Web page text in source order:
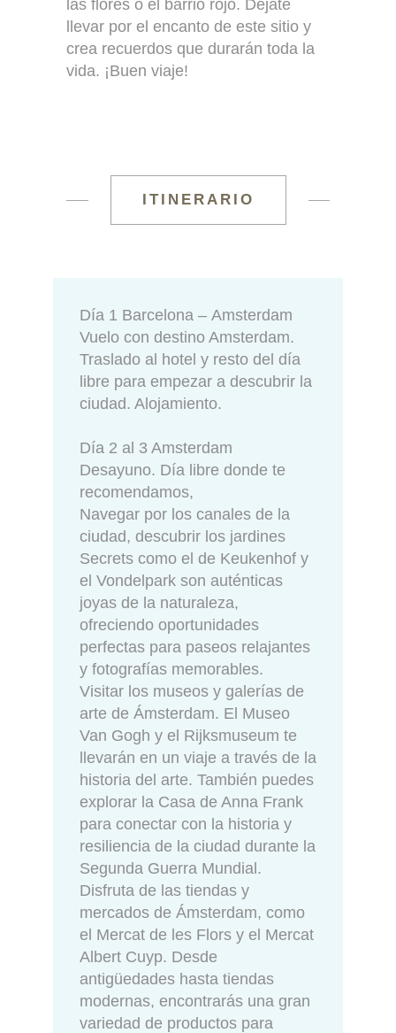
las flores o el barrio rojo. Déjate
llevar por el encanto de este sitio y
crea recuerdos que durarán toda la
vida. ¡Buen viaje!
ITINERARIO
Día 1 Barcelona – Amsterdam
Vuelo con destino Amsterdam.
Traslado al hotel y resto del día
libre para empezar a descubrir la
ciudad. Alojamiento.
Día 2 al 3 Amsterdam
Desayuno. Día libre donde te
recomendamos,
Navegar por los canales de la
ciudad, descubrir los jardines
Secrets como el de Keukenhof y
el Vondelpark son auténticas
joyas de la naturaleza,
ofreciendo oportunidades
perfectas para paseos relajantes
y fotografías memorables.
Visitar los museos y galerías de
arte de Ámsterdam. El Museo
Van Gogh y el Rijksmuseum te
llevarán en un viaje a través de la
historia del arte. También puedes
explorar la Casa de Anna Frank
para conectar con la historia y
resiliencia de la ciudad durante la
Segunda Guerra Mundial.
Disfruta de las tiendas y
mercados de Ámsterdam, como
el Mercat de les Flors y el Mercat
Albert Cuyp. Desde
antigüedades hasta tiendas
modernas, encontrarás una gran
variedad de productos para